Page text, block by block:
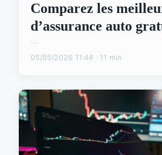
Comparez les
d’assurance auto
...
05/05/2026 11:44 · 11 min